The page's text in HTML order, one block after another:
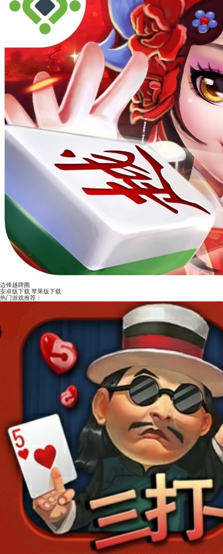
边锋越牌圈
安卓版下载 苹果版下载
热门游戏推荐：